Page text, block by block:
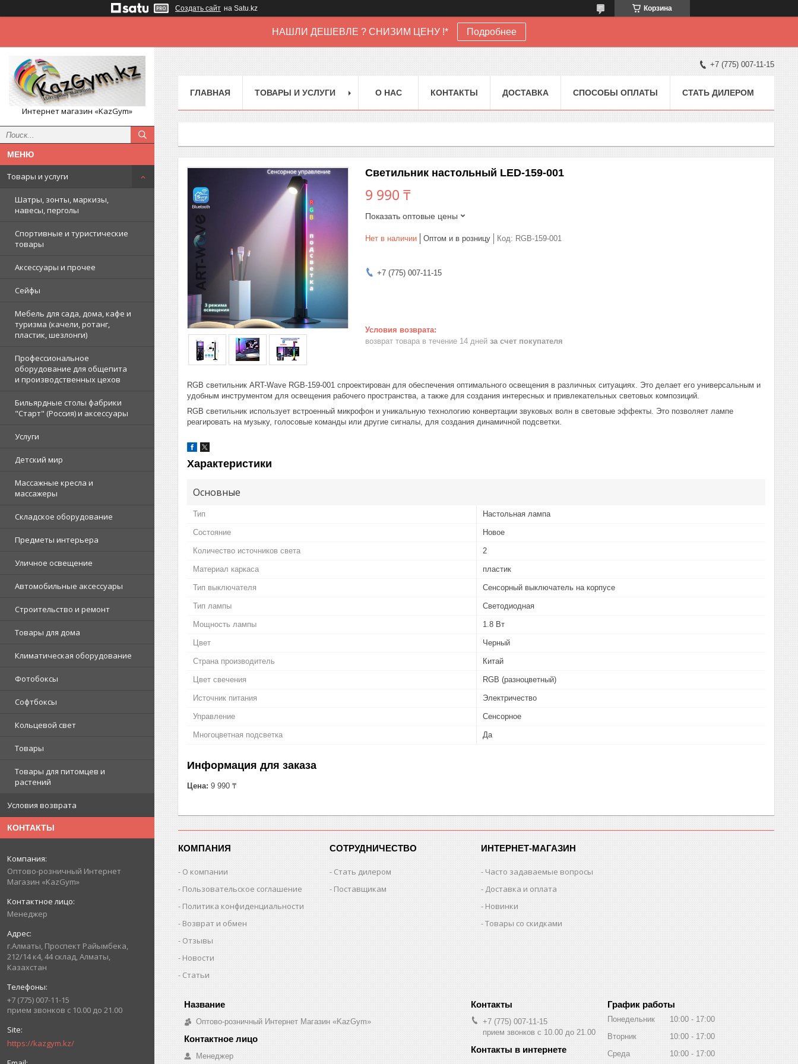
Создать сайт на Satu.kz Корзина
НАШЛИ ДЕШЕВЛЕ ? СНИЗИМ ЦЕНУ !* Подробнее
Интернет магазин «KazGym»
Товары и услуги
Шатры, зонты, маркизы,
навесы, перголы
Спортивные и туристические
товары
Аксессуары и прочее
Сейфы
Мебель для сада, дома, кафе и
туризма (качели, ротанг,
пластик, шезлонги)
Профессиональное
оборудование для общепита
и производственных цехов
Бильярдные столы фабрики
"Cтарт" (Россия) и аксессуары
Услуги
Детский мир
Массажные кресла и
массажеры
Складское оборудование
Предметы интерьера
Уличное освещение
Автомобильные аксессуары
Строительство и ремонт
Товары для дома
Климатическая оборудование
Фотобоксы
Софтбоксы
Кольцевой свет
Товары
Товары для питомцев и
растений
Условия возврата
КОНТАКТЫ
Оптово-розничный Интернет
Магазин «KazGym»
Менеджер
г.Алматы, Проспект Райымбека,
212/14 к4, 44 склад, Алматы,
Казахстан
+7 (775) 007-11-15
прием звонков с 10.00 до 21.00
https://kazgym.kz/
+7 (775) 007-11-15
ГЛАВНАЯ ТОВАРЫ И УСЛУГИ О НАС КОНТАКТЫ ДОСТАВКА СПОСОБЫ ОПЛАТЫ СТАТЬ ДИЛЕРОМ
Светильник настольный LED-159-001
9 990 ₸
Показать оптовые цены
Нет в наличии Оптом и в розницу Код: RGB-159-001
+7 (775) 007-11-15
возврат товара в течение 14 дней за счет покупателя
RGB светильник ART-Wave RGB-159-001 спроектирован для обеспечения оптимального освещения в различных ситуациях. Это делает его универсальным и
удобным инструментом для освещения рабочего пространства, а также для создания интересных и привлекательных световых композиций.
RGB светильник использует встроенный микрофон и уникальную технологию конвертации звуковых волн в световые эффекты. Это позволяет лампе
реагировать на музыку, голосовые команды или другие сигналы, для создания динамичной подсветки.
Характеристики
Основные
Тип Настольная лампа
Состояние Новое
Количество источников света 2
Материал каркаса пластик
Тип выключателя Сенсорный выключатель на корпусе
Тип лампы Светодиодная
Мощность лампы 1.8 Вт
Цвет Черный
Страна производитель Китай
Цвет свечения RGB (разноцветный)
Источник питания Электричество
Управление Сенсорное
Многоцветная подсветка Да
Информация для заказа
Цена: 9 990 ₸
КОМПАНИЯ
О компании
Пользовательское соглашение
Политика конфиденциальности
Возврат и обмен
Отзывы
Новости
Статьи
СОТРУДНИЧЕСТВО
Стать дилером
Поставщикам
ИНТЕРНЕТ-МАГАЗИН
Часто задаваемые вопросы
Доставка и оплата
Новинки
Товары со скидками
Оптово-розничный Интернет Магазин «KazGym»
Менеджер
+7 (775) 007-11-15
прием звонков с 10.00 до 21.00
График работы
Понедельник 10:00
17:00
Вторник
10:00
17:00
Среда
10:00 17:00